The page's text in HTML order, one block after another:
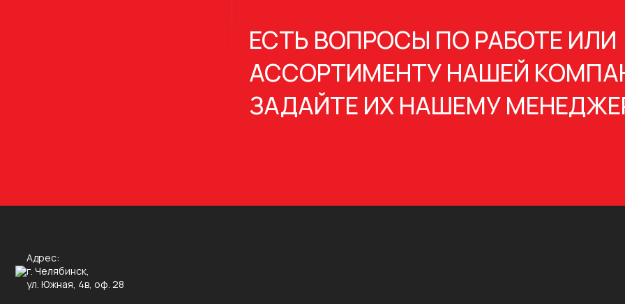
ЕСТЬ ВОПРОСЫ ПО РАБОТЕ ИЛИ
АССОРТИМЕНТУ НАШЕЙ
ЗАДАЙТЕ ИХ НАШЕМУ
Адрес:
г. Челябинск,
ул. Южная, 4в, оф. 28